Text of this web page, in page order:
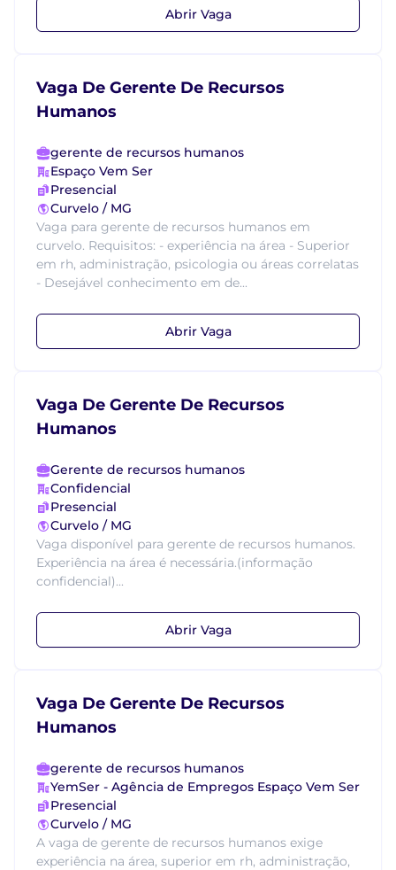
Abrir Vaga
Vaga De Gerente De Recursos
Humanos
gerente de recursos humanos
Espaço Vem Ser
Presencial
Curvelo / MG
Vaga para gerente de recursos humanos em
curvelo. Requisitos: - experiência na área - Superior
em rh, administração, psicologia ou áreas correlatas
- Desejável conhecimento em de...
Abrir Vaga
Vaga De Gerente De Recursos
Humanos
Gerente de recursos humanos
Confidencial
Presencial
Curvelo / MG
Vaga disponível para gerente de recursos humanos.
Experiência na área é necessária.(informação
confidencial)...
Abrir Vaga
Vaga De Gerente De Recursos
Humanos
gerente de recursos humanos
YemSer - Agência de Empregos Espaço Vem Ser
Presencial
Curvelo / MG
A vaga de gerente de recursos humanos exige
experiência na área, superior em rh, administração,